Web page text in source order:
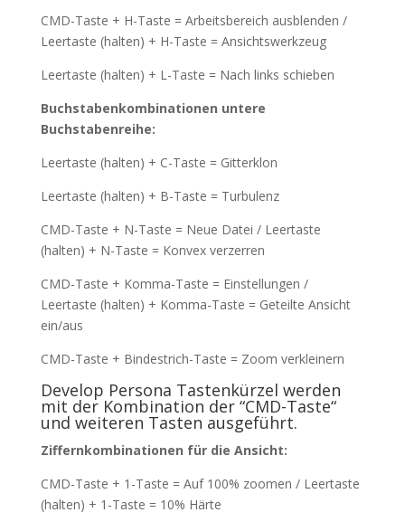
CMD-Taste + H-Taste = Arbeitsbereich ausblenden /
Leertaste (halten) + H-Taste = Ansichtswerkzeug
Leertaste (halten) + L-Taste = Nach links schieben
Buchstabenkombinationen untere
Buchstabenreihe:
Leertaste (halten) + C-Taste = Gitterklon
Leertaste (halten) + B-Taste = Turbulenz
CMD-Taste + N-Taste = Neue Datei / Leertaste
(halten) + N-Taste = Konvex verzerren
CMD-Taste + Komma-Taste = Einstellungen /
Leertaste (halten) + Komma-Taste = Geteilte Ansicht
ein/aus
CMD-Taste + Bindestrich-Taste = Zoom verkleinern
Develop Persona Tastenkürzel werden
mit der Kombination der “CMD-Taste“
und weiteren Tasten ausgeführt.
Ziffernkombinationen für die Ansicht:
CMD-Taste + 1-Taste = Auf 100% zoomen / Leertaste
(halten) + 1-Taste = 10% Härte